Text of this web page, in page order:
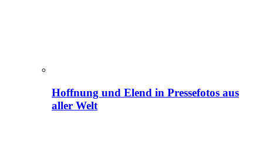
Hoffnung und Elend in Pressefotos aus
aller Welt